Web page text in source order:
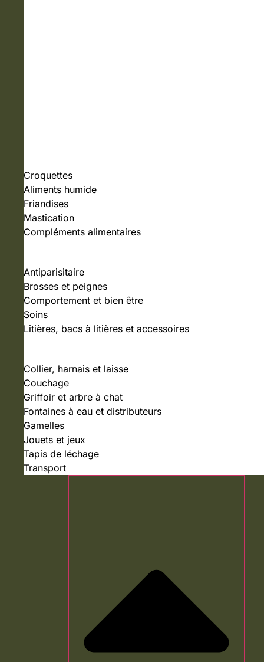
Croquettes
Aliments humide
Friandises
Mastication
Compléments alimentaires
Antiparisitaire
Brosses et peignes
Comportement et bien être
Soins
Litières, bacs à litières et accessoires
Collier, harnais et laisse
Couchage
Griffoir et arbre à chat
Fontaines à eau et distributeurs
Gamelles
Jouets et jeux
Tapis de léchage
Transport